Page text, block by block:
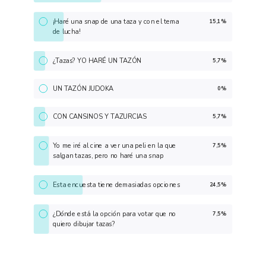
¡Haré una snap de una taza y con el tema
de lucha!
15,1%
¿Tazas? YO HARÉ UN TAZÓN 5,7%
UN TAZÓN JUDOKA 0%
CON CANSINOS Y TAZURCIAS 5,7%
Yo me iré al cine a ver una peli en la que
salgan tazas, pero no haré una snap
7,5%
Esta encuesta tiene demasiadas opciones 24,5%
¿Dónde está la opción para votar que no
quiero dibujar tazas?
7,5%